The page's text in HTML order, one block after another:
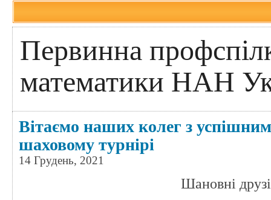
Первинна
математики НАН
Вітаємо наших колег з
шаховому турнірі
14 Грудень, 2021
Шановні